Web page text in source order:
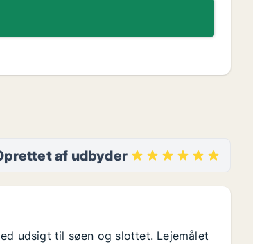
af udbyder
udsigt til søen og slottet. Lejemålet